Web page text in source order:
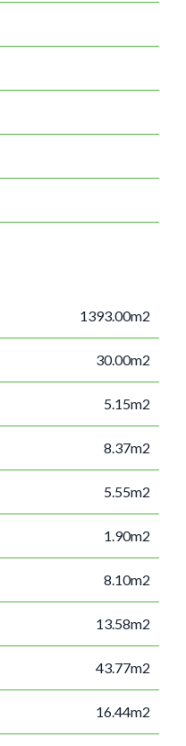
1393.00m2
30.00m2
5.15m2
8.37m2
5.55m2
1.90m2
8.10m2
13.58m2
43.77m2
16.44m2